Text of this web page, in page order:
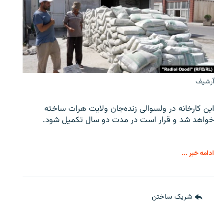
آرشیف
این کارخانه در ولسوالی زنده‌جان ولایت هرات ساخته
خواهد شد و قرار است در مدت دو سال تکمیل شود.
ادامه خبر ...
شریک ساختن